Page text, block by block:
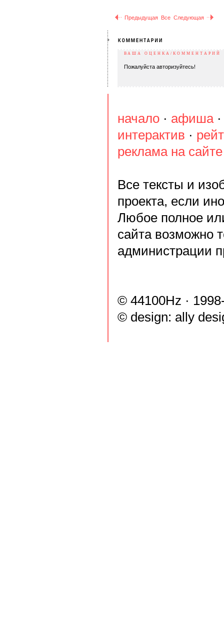
Предыдущая Все Следующая
ВАША ОЦЕНКА/КОММЕНТАРИЙ
Пожалуйста авторизуйтесь!
начало · афиша
интерактив ·
реклама на сайте
Все тексты и
проекта, если
Любое полное
сайта возможно
администрации
© 44100Hz ·
© design: ally